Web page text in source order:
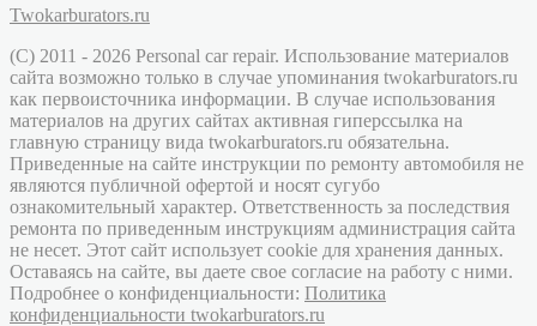
Twokarburators.ru
(C) 2011 - 2026 Personal car repair. Использование материалов
сайта возможно только в случае упоминания twokarburators.ru
как первоисточника информации. В случае использования
материалов на других сайтах активная гиперссылка на
главную страницу вида twokarburators.ru обязательна.
Приведенные на сайте инструкции по ремонту автомобиля не
являются публичной офертой и носят сугубо
ознакомительный характер. Ответственность за последствия
ремонта по приведенным инструкциям администрация сайта
не несет. Этот сайт использует cookie для хранения данных.
Оставаясь на сайте, вы даете свое согласие на работу с ними.
Подробнее о конфиденциальности: Политика
конфиденциальности twokarburators.ru